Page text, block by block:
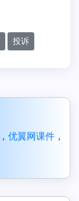
投诉
， 优翼网课件 ，